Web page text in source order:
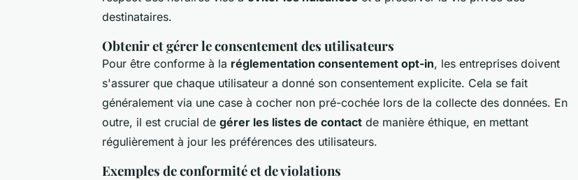
destinataires.
Obtenir et gérer le consentement des utilisateurs
Pour être conforme à la réglementation consentement opt-in, les entreprises doivent
s'assurer que chaque utilisateur a donné son consentement explicite. Cela se fait
généralement via une case à cocher non pré-cochée lors de la collecte des données. En
outre, il est crucial de gérer les listes de contact de manière éthique, en mettant
régulièrement à jour les préférences des utilisateurs.
Exemples de conformité et de violations